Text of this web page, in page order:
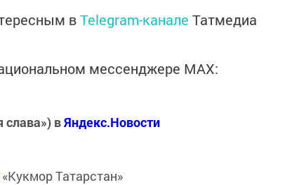
вTelegram-канале Татмедиа
мессенджере MАХ:
слава») вЯндекс.Новости
«Кукмор Татарстан»